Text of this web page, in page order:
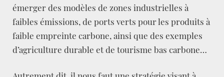
émerger des modèles de zones industrielles à
faibles émissions, de ports verts pour les produits à
faible empreinte carbone, ainsi que des exemples
d’agriculture durable et de tourisme bas carbone…